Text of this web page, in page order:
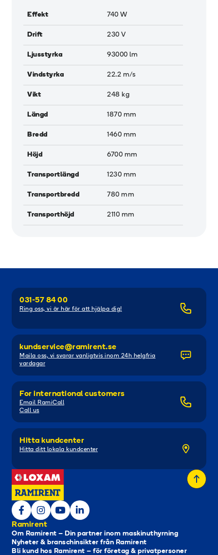
Effekt 740 W
Drift 230 V
Ljusstyrka 93000 lm
Vindstyrka 22.2 m/s
Vikt 248 kg
Längd 1870 mm
Bredd 1460 mm
Höjd 6700 mm
Transportlängd 1230 mm
Transportbredd 780 mm
Transporthöjd 2110 mm
031-57 84 00
Ring oss, vi är här för att hjälpa dig!
kundservice@ramirent.se
Maila oss, vi svarar vanligtvis inom 24h helgfria
vardagar
For international customers
Email RamiCall
Call us
Hitta kundcenter
Hitta ditt lokala kundcenter
Ramirent
Om Ramirent – Din partner inom maskinuthyrning
Nyheter & branschinsikter från Ramirent
Bli kund hos Ramirent – för företag & privatpersoner